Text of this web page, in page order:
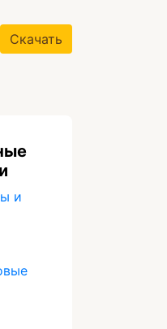
Скачать
и